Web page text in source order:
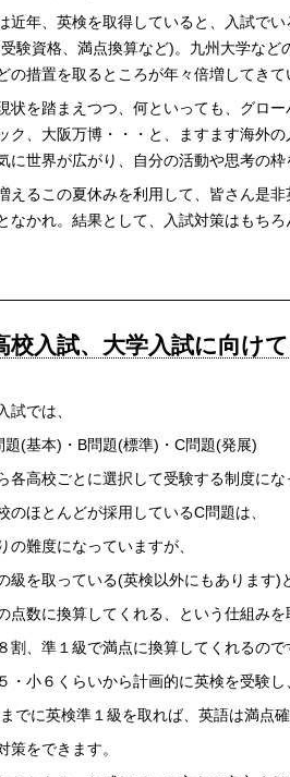
近年、英検を取得していると、入試で
験資格、満点換算など)。九州大学な
の措置を取るところが年々倍増してきて
状を踏まえつつ、何といっても、グロ
ク、大阪万博・・・と、ますます海外
に世界が広がり、自分の活動や思考の枠
えるこの夏休みを利用して、皆さん是
なかれ。結果として、入試対策はもち
校入試、大学入試に向け
試では、
題(基本)・B問題(標準)・C問題(発展)
各高校ごとに選択して受験する制度にな
のほとんどが採用しているC問題は、
の難度になっていますが、
級を取っている(英検以外にもあります)
点数に換算してくれる、という仕組みを
割、準１級で満点に換算してくれるので
・小６くらいから計画的に英検を受験し
でに英検準１級を取れば、英語は満点確
策をできます。